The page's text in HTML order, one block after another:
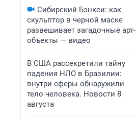
Сибирский Бэнкси: как
скульптор в черной маске
развешивает загадочные арт-
объекты — видео
В США рассекретили тайну
падения НЛО в Бразилии:
внутри сферы обнаружили
тело человека. Новости 8
августа